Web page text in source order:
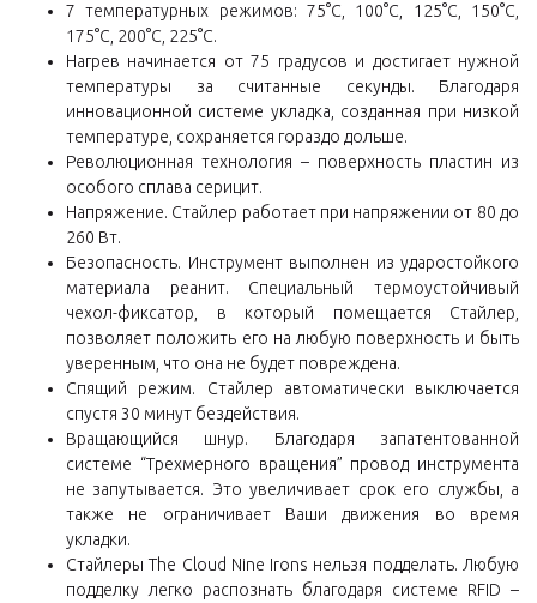
7 температурных режимов: 75°С, 100°С, 125°С, 150°С,
175°С, 200°С, 225°С.
Нагрев начинается от 75 градусов и достигает нужной
температуры за считанные секунды. Благодаря
инновационной системе укладка, созданная при низкой
температуре, сохраняется гораздо дольше.
Революционная технология – поверхность пластин из
особого сплава серицит.
Напряжение. Стайлер работает при напряжении от 80 до
260 Вт.
Безопасность. Инструмент выполнен из ударостойкого
материала реанит. Специальный термоустойчивый
чехол-фиксатор, в который помещается Стайлер,
позволяет положить его на любую поверхность и быть
уверенным, что она не будет повреждена.
Спящий режим. Стайлер автоматически выключается
спустя 30 минут бездействия.
Вращающийся шнур. Благодаря запатентованной
системе “Трехмерного вращения” провод инструмента
не запутывается. Это увеличивает срок его службы, а
также не ограничивает Ваши движения во время
укладки.
Стайлеры The Cloud Nine Irons нельзя подделать. Любую
подделку легко распознать благодаря системе RFID –